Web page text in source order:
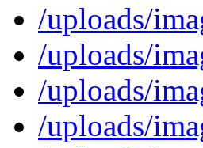
/uploads/
/uploads/
/uploads/
/uploads/